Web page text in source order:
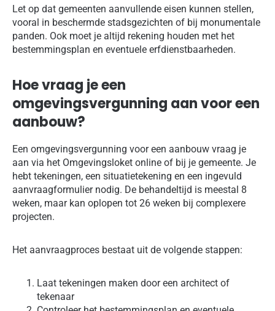
Let op dat gemeenten aanvullende eisen kunnen stellen,
vooral in beschermde stadsgezichten of bij monumentale
panden. Ook moet je altijd rekening houden met het
bestemmingsplan en eventuele erfdienstbaarheden.
Hoe vraag je een
omgevingsvergunning aan voor een
aanbouw?
Een omgevingsvergunning voor een aanbouw vraag je
aan via het Omgevingsloket online of bij je gemeente. Je
hebt tekeningen, een situatietekening en een ingevuld
aanvraagformulier nodig. De behandeltijd is meestal 8
weken, maar kan oplopen tot 26 weken bij complexere
projecten.
Het aanvraagproces bestaat uit de volgende stappen:
Laat tekeningen maken door een architect of
tekenaar